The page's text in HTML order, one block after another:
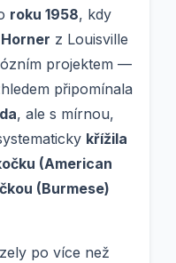
roku 1958, kdy
z Louisville
projektem —
připomínala
, ale s mírnou,
křížila
(American
(Burmese)
po více než